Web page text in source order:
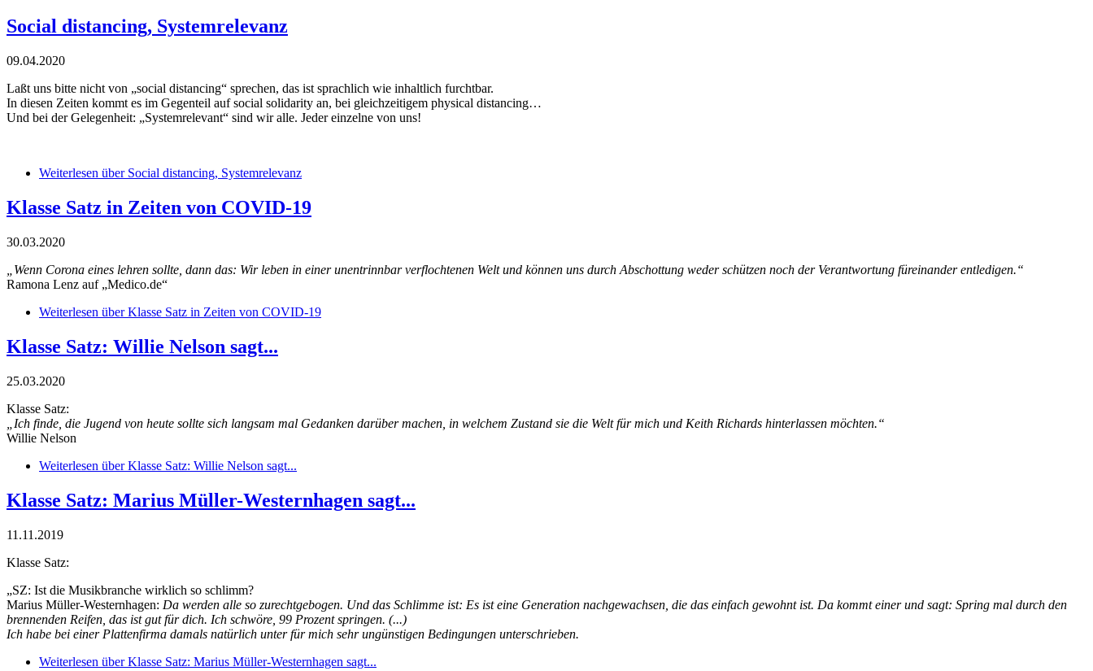
Social distancing, Systemrelevanz
09.04.2020
Laßt uns bitte nicht von „social distancing“ sprechen, das ist sprachlich wie inhaltlich furchtbar.
In diesen Zeiten kommt es im Gegenteil auf social solidarity an, bei gleichzeitigem physical distancing…
Und bei der Gelegenheit: „Systemrelevant“ sind wir alle. Jeder einzelne von uns!
Weiterlesen über Social distancing, Systemrelevanz
Klasse Satz in Zeiten von COVID-19
30.03.2020
„Wenn Corona eines lehren sollte, dann das: Wir leben in einer unentrinnbar verflochtenen Welt und können uns durch Abschottung weder schützen noch der Verantwortung füreinander entledigen.“
Ramona Lenz auf „Medico.de“
Weiterlesen über Klasse Satz in Zeiten von COVID-19
Klasse Satz: Willie Nelson sagt...
25.03.2020
Klasse Satz:
„Ich finde, die Jugend von heute sollte sich langsam mal Gedanken darüber machen, in welchem Zustand sie die Welt für mich und Keith Richards hinterlassen möchten.“
Willie Nelson
Weiterlesen über Klasse Satz: Willie Nelson sagt...
Klasse Satz: Marius Müller-Westernhagen sagt...
11.11.2019
Klasse Satz:
„SZ: Ist die Musikbranche wirklich so schlimm?
Marius Müller-Westernhagen: Da werden alle so zurechtgebogen. Und das Schlimme ist: Es ist eine Generation nachgewachsen, die das einfach gewohnt ist. Da kommt einer und sagt: Spring mal durch den
brennenden Reifen, das ist gut für dich. Ich schwöre, 99 Prozent springen. (...)
Ich habe bei einer Plattenfirma damals natürlich unter für mich sehr ungünstigen Bedingungen unterschrieben.
Weiterlesen über Klasse Satz: Marius Müller-Westernhagen sagt...